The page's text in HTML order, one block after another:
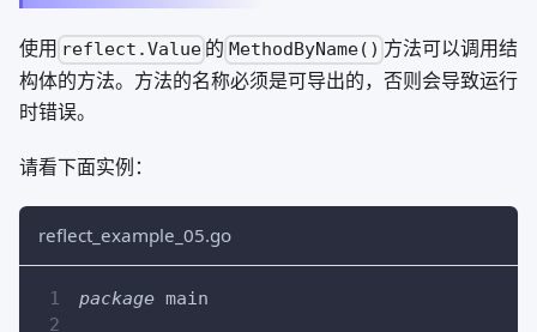
使用 reflect.Value 的 MethodByName() 方法可以调用结
构体的方法。方法的名称必须是可导出的，否则会导致运行
时错误。
请看下面实例：
reflect_example_05.go
package main